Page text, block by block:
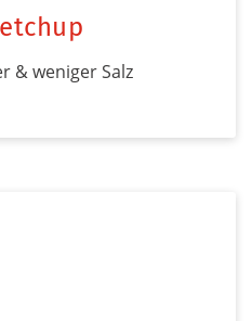
& weniger Salz